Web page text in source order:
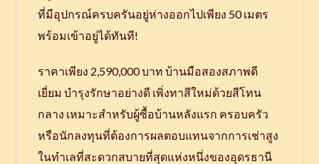
ที่มีอุปกรณ์ครบครันอยู่ห่างออกไปเพียง 50 เมตร
พร้อมเข้าอยู่ได้ทันที!
ราคาเพียง 2,590,000 บาท บ้านมือสองสภาพดี
เยี่ยม บำรุงรักษาอย่างดี เพิ่งทาสีใหม่ด้วยสีโทน
กลาง เหมาะสำหรับผู้ซื้อบ้านหลังแรก ครอบครัว
หรือนักลงทุนที่ต้องการผลตอบแทนจากการเช่าสูง
ในทำเลที่สะดวกสบายที่สุดแห่งหนึ่งของอุดรธานี